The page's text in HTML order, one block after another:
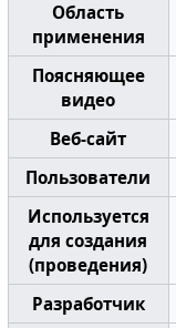
Область
применения
Поясняющее
видео
Веб-сайт
Пользователи
Используется
для создания
(проведения)
Разработчик